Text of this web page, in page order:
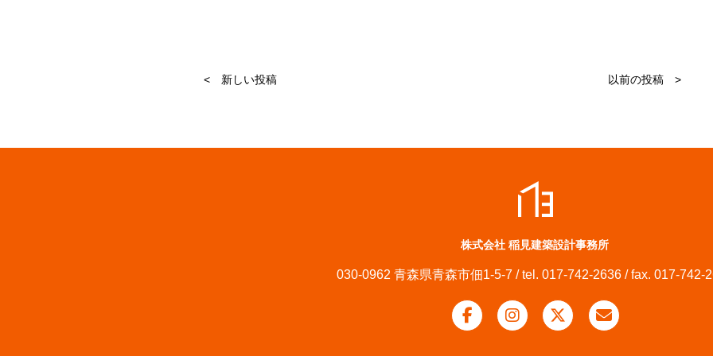
< 新しい投稿 以前の投稿 >
株式会社 稲見建築設計事務所
030-0962 青森県青森市佃1-5-7 / tel. 017-742-2636 / fax. 017-742-